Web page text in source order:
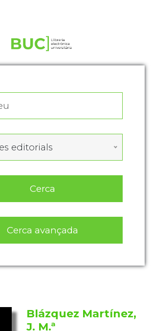
editorials
Cerca
Cerca avançada
Blázquez Martínez,
J. M.ª